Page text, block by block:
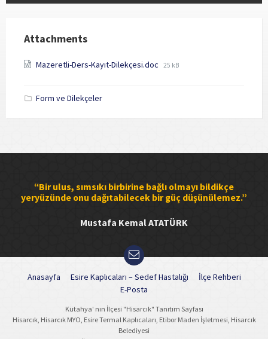
Attachments
Mazeretli-Ders-Kayıt-Dilekçesi.doc File
25 kB
Form ve Dilekçeler
“Bir ulus, sımsıkı birbirine bağlı olmayı bildikçe
yeryüzünde onu dağıtabilecek bir güç düşünülemez.”
Mustafa Kemal ATATÜRK
Anasayfa Esire Kaplıcaları – Sedef Hastalığı
İlçe Rehberi
E-Posta
Kütahya' nın İlçesi "Hisarcık" Tanıtım Sayfası
Hisarcık, Hisarcık MYO, Esire Termal Kaplıcaları, Etibor Maden İşletmesi, Hisarcık
Belediyesi